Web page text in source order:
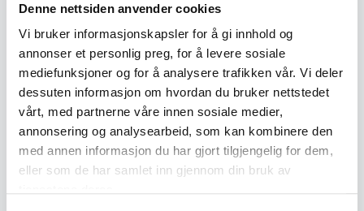
Denne nettsiden anvender cookies
Vi bruker informasjonskapsler for å gi innhold og
annonser et personlig preg, for å levere sosiale
mediefunksjoner og for å analysere trafikken vår. Vi deler
dessuten informasjon om hvordan du bruker nettstedet
vårt, med partnerne våre innen sosiale medier,
annonsering og analysearbeid, som kan kombinere den
med annen informasjon du har gjort tilgjengelig for dem,
eller som de har samlet inn gjennom din bruk av
Devold
Devold Expedition Merino
Silk Longs Wmn Dame
Devold
Devold Signature Merino 230
Longs Wmn Dame
899